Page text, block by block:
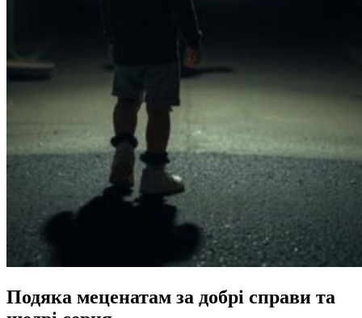
Подяка меценатам за добрі справи та